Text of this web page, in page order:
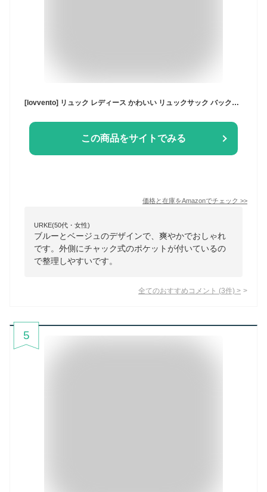
[lovvento] リュック レディース かわいい リュックサック バックパック スクールパック 学生 女子 おしゃれ 13.3-15.6インチPC収納 大容量 軽量 アウト 防水 通学バック 中学生 高校生 通勤 旅行 遠足 グレー
この商品をサイトでみる
価格と在庫をAmazonでチェック >>
URKE(50代・女性)
ブルーとベージュのデザインで、爽やかでおしゃれ
です。外側にチャック式のポケットが付いているの
で整理しやすいです。
全てのおすすめコメント (3件) >
5